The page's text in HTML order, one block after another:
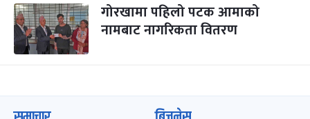
गोरखामा पहिलो पटक आमाको
नामबाट नागरिकता वितरण